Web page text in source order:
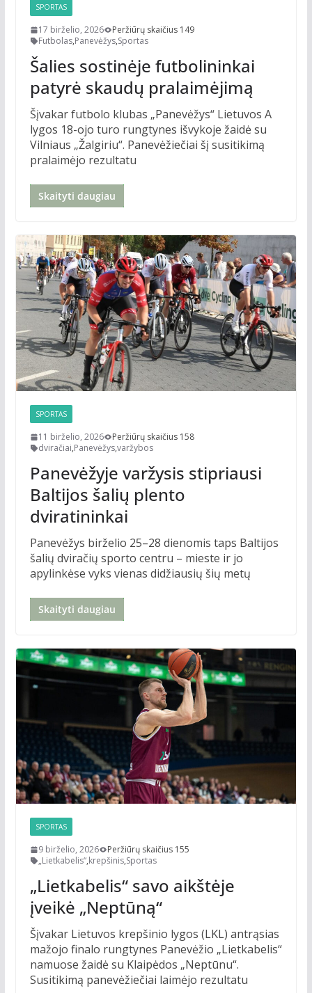
SPORTAS
17 birželio, 2026
Peržiūrų skaičius 149
Futbolas,Panevėžys,Sportas
Šalies sostinėje futbolininkai
patyrė skaudų pralaimėjimą
Šįvakar futbolo klubas „Panevėžys“ Lietuvos A
lygos 18-ojo turo rungtynes išvykoje žaidė su
Vilniaus „Žalgiriu“. Panevėžiečiai šį susitikimą
pralaimėjo rezultatu
Skaityti daugiau
SPORTAS
11 birželio, 2026
Peržiūrų skaičius 158
dviračiai,Panevėžys,varžybos
Panevėžyje varžysis stipriausi
Baltijos šalių plento
dviratininkai
Panevėžys birželio 25–28 dienomis taps Baltijos
šalių dviračių sporto centru – mieste ir jo
apylinkėse vyks vienas didžiausių šių metų
Skaityti daugiau
SPORTAS
9 birželio, 2026
Peržiūrų skaičius 155
„Lietkabelis“,krepšinis,Sportas
„Lietkabelis“ savo aikštėje
įveikė „Neptūną“
Šįvakar Lietuvos krepšinio lygos (LKL) antrąsias
mažojo finalo rungtynes Panevėžio „Lietkabelis“
namuose žaidė su Klaipėdos „Neptūnu“.
Susitikimą panevėžiečiai laimėjo rezultatu